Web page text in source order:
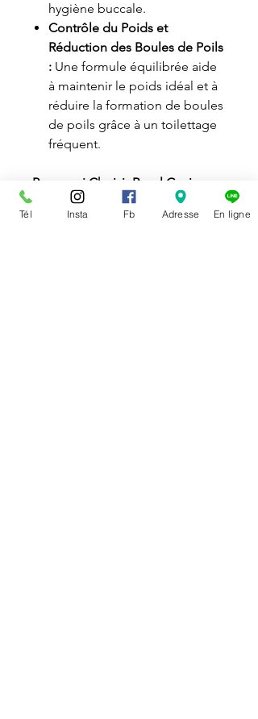
hygiène buccale.
Contrôle du Poids et
Réduction des Boules de Poils
: Une formule équilibrée aide
à maintenir le poids idéal et à
réduire la formation de boules
de poils grâce à un toilettage
fréquent.
Pourquoi Choisir Royal Canin
Adulte Intérieur ?Optez pour
cette alimentation si votre chat
Tél Insta Fb Adresse En ligne